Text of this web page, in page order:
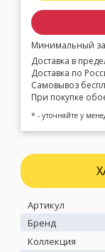
Минимальный
Доставка в
Доставка по
Самовывоз
При покупке
* - уточняйте у
Артикул
Бренд
Коллекция